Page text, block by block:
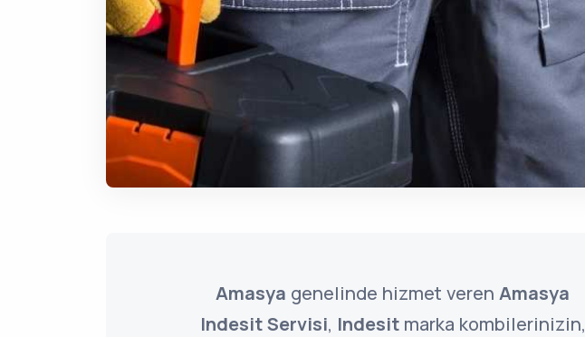
Amasya genelinde hizmet verenAmasya
Indesit Servisi, Indesitmarka kombilerinizin,